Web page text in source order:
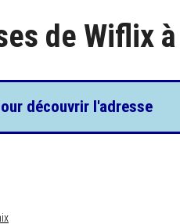
de Wiflix
découvrir l'adresse